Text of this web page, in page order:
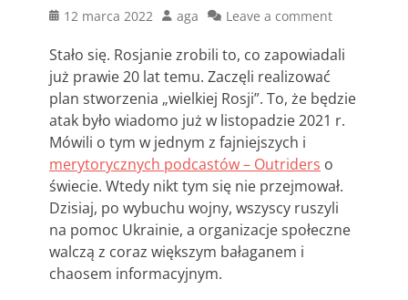
Posted
12 marca 2022 Author
aga Leave a comment
Stało się. Rosjanie zrobili to, co zapowiadali
już prawie 20 lat temu. Zaczęli realizować
plan stworzenia „wielkiej Rosji”. To, że będzie
atak było wiadomo już w listopadzie 2021 r.
Mówili o tym w jednym z fajniejszych i
merytorycznych podcastów – Outriders o
świecie. Wtedy nikt tym się nie przejmował.
Dzisiaj, po wybuchu wojny, wszyscy ruszyli
na pomoc Ukrainie, a organizacje społeczne
walczą z coraz większym bałaganem i
chaosem informacyjnym.